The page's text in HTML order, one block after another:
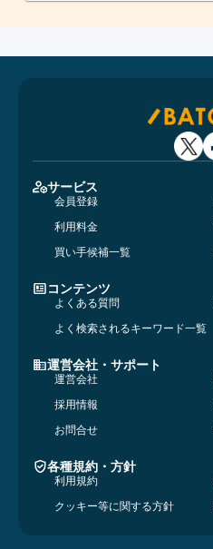
サービス
会員登録
利用料金
買い手候補一覧
コンテンツ
よくある質問
よく検索されるキーワード一覧
運営会社・サポート
運営会社
採用情報
お問合せ
各種規約・方針
利用規約
クッキー等に関する方針